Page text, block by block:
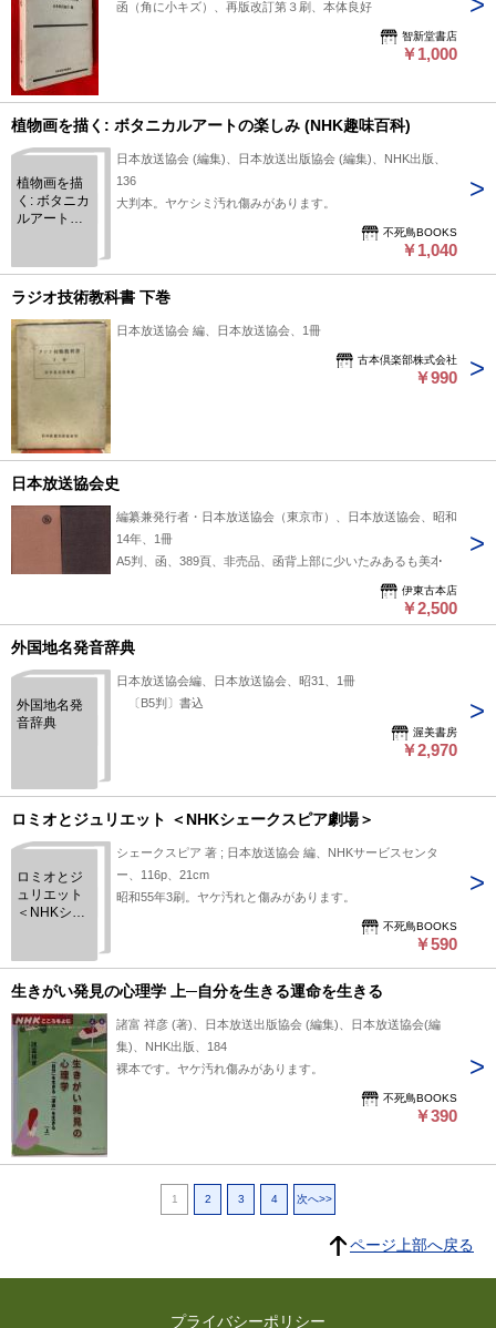
函（角に小キズ）、再版改訂第３刷、本体良好
智新堂書店
￥1,000
植物画を描く: ボタニカルアートの楽しみ (NHK趣味百科)
植物画を描
く: ボタニカ
ルアートの
日本放送協会 (編集)、日本放送出版協会 (編集)、NHK出版、
136
大判本。ヤケシミ汚れ傷みがあります。
不死鳥BOOKS
￥1,040
ラジオ技術教科書 下巻
日本放送協会 編、日本放送協会、1冊
古本倶楽部株式会社
￥990
日本放送協会史
編纂兼発行者・日本放送協会（東京市）、日本放送協会、昭和
14年、1冊
A5判、函、389頁、非売品、函背上部に少いたみあるも美本
伊東古本店
￥2,500
外国地名発音辞典
外国地名発
音辞典
日本放送協会編、日本放送協会、昭31、1冊
〔B5判〕書込
渥美書房
￥2,970
ロミオとジュリエット ＜NHKシェークスピア劇場＞
ロミオとジ
ュリエット
＜NHKシェ
シェークスピア 著 ; 日本放送協会 編、NHKサービスセンタ
ー、116p、21cm
昭和55年3刷。ヤケ汚れと傷みがあります。
不死鳥BOOKS
￥590
生きがい発見の心理学 上─自分を生きる運命を生きる
諸富 祥彦 (著)、日本放送出版協会 (編集)、日本放送協会(編
集)、NHK出版、184
裸本です。ヤケ汚れ傷みがあります。
不死鳥BOOKS
￥390
1 2 3 4 次へ>>
ページ上部へ戻る
プライバシーポリシー